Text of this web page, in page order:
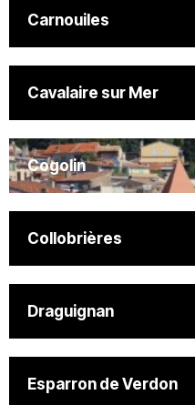
Carnouiles
Cavalaire sur Mer
Cogolin
Collobrières
Draguignan
Esparron de Verdon